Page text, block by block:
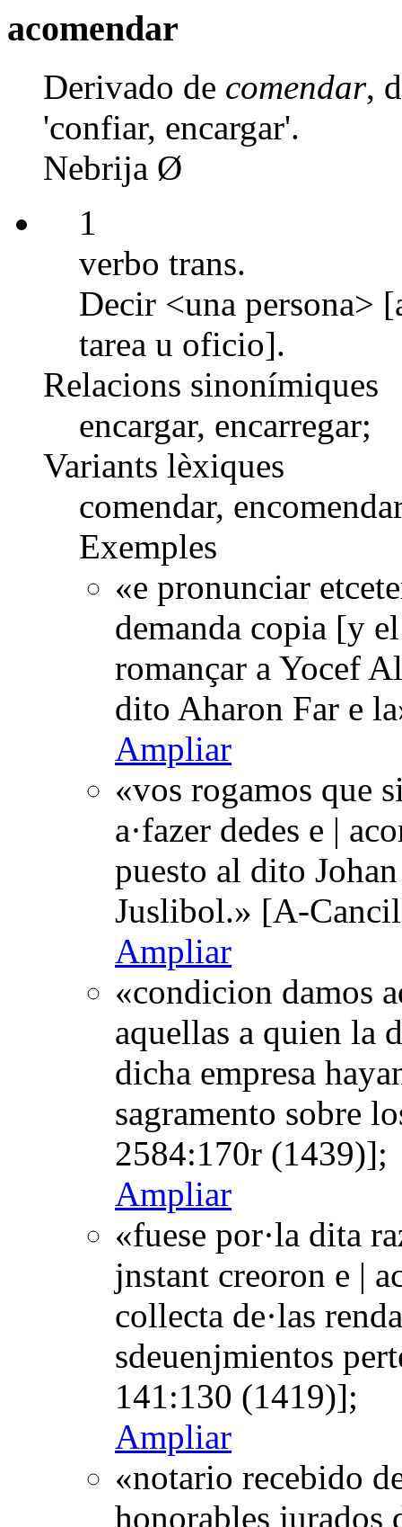
acomendar
Derivado de comendar,
'confiar, encargar'.
Nebrija Ø
1
verbo trans.
Decir <una persona>
tarea u oficio].
Relacions sinonímiques
encargar, encarregar;
Variants lèxiques
comendar,
Exemples
«e pronunciar
demanda copia [y
romançar a Yocef
dito Aharon Far e
Ampliar
«vos rogamos que
a·fazer dedes e |
puesto al dito
Juslibol.» [A-
Ampliar
«condicion damos
aquellas a quien la
dicha empresa
sagramento sobre
2584:170r (1439)];
Ampliar
«fuese por·la dita
jnstant creoron e |
collecta de·las
sdeuenjmientos
141:130 (1419)];
Ampliar
«notario recebido
honorables jurados